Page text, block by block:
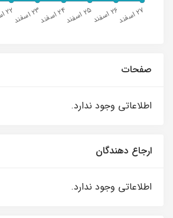
صفحات
اطلاعاتی وجود ندارد.
ارجاع دهندگان
اطلاعاتی وجود ندارد.